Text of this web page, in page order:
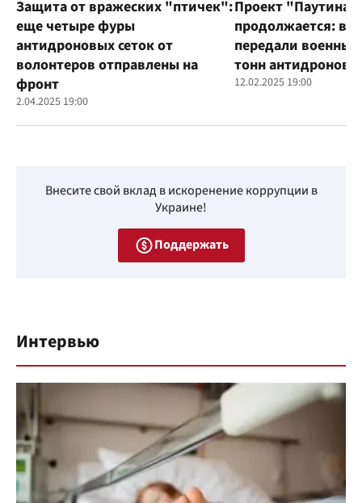
Защита от вражеских "птичек":
еще четыре фуры
антидроновых сеток от
волонтеров отправлены на
фронт
2.04.2025 19:00
Проект "Паутина"
продолжается:
передали
тонн
12.02.2025 19:00
Внесите свой вклад в искоренение коррупции в
Украине!
Поддержать
Интервью